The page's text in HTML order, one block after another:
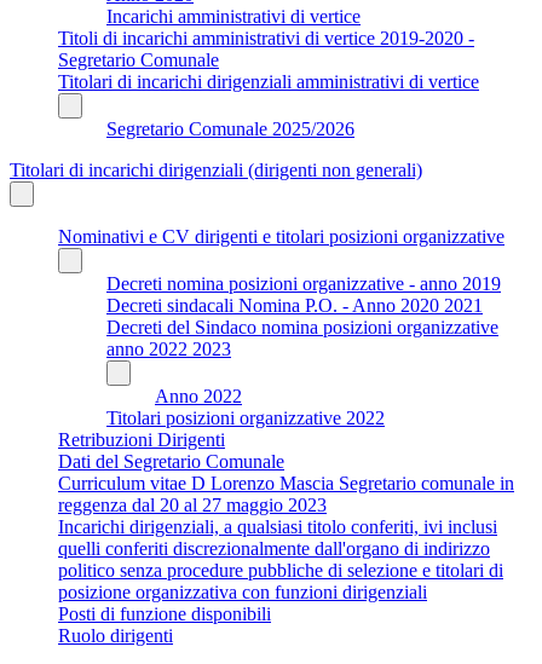
Incarichi amministrativi di vertice
Titoli di incarichi amministrativi di vertice 2019-2020 -
Segretario Comunale
Titolari di incarichi dirigenziali amministrativi di vertice
Segretario Comunale 2025/2026
Titolari di incarichi dirigenziali (dirigenti non generali)
Nominativi e CV dirigenti e titolari posizioni organizzative
Decreti nomina posizioni organizzative - anno 2019
Decreti sindacali Nomina P.O. - Anno 2020 2021
Decreti del Sindaco nomina posizioni organizzative
anno 2022 2023
Anno 2022
Titolari posizioni organizzative 2022
Retribuzioni Dirigenti
Dati del Segretario Comunale
Curriculum vitae D Lorenzo Mascia Segretario comunale in
reggenza dal 20 al 27 maggio 2023
Incarichi dirigenziali, a qualsiasi titolo conferiti, ivi inclusi
quelli conferiti discrezionalmente dall'organo di indirizzo
politico senza procedure pubbliche di selezione e titolari di
posizione organizzativa con funzioni dirigenziali
Posti di funzione disponibili
Ruolo dirigenti